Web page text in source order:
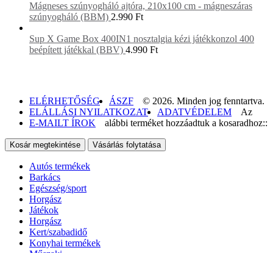
Mágneses szúnyogháló ajtóra, 210x100 cm - mágneszáras
szúnyogháló (BBM) 2.990 Ft
Sup X Game Box 400IN1 nosztalgia kézi játékkonzol 400
beépített játékkal (BBV) 4.990 Ft
ELÉRHETŐSÉG
ÁSZF
ELÁLLÁSI NYILATKOZAT
ADATVÉDELEM
E-MAILT ÍROK
© 2026. Minden jog fenntartva.
Az
alábbi terméket hozzáadtuk a kosaradhoz::
Kosár megtekintése Vásárlás folytatása
Autós termékek
Barkács
Egészség/sport
Horgász
Játékok
Horgász
Kert/szabadidő
Konyhai termékek